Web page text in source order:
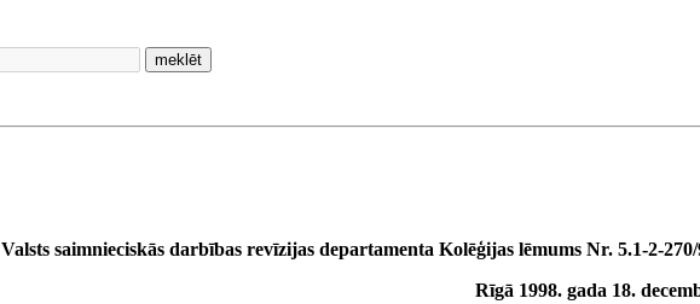
meklēt
Valsts saimnieciskās darbības revīzijas departamenta Kolēģijas lēmums Nr. 5.1-2-
Rīgā 1998. gada 18.